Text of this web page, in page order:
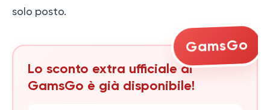
solo posto.
GamsGo
Lo sconto extra ufficiale di
GamsGo è già disponibile!